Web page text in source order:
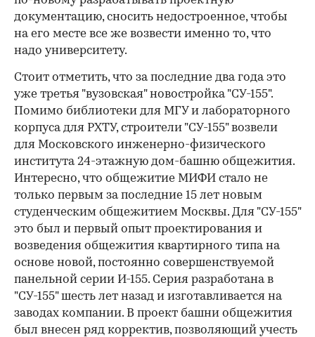
документацию, сносить недостроенное, чтобы
на его месте все же возвести именно то, что
надо университету.
Стоит отметить, что за последние два года это
уже третья "вузовская" новостройка "СУ-155".
Помимо библиотеки для МГУ и лабораторного
корпуса для РХТУ, строители "СУ-155" возвели
для Московского инженерно-физического
института 24-этажную дом-башню общежития.
Интересно, что общежитие МИФИ стало не
только первым за последние 15 лет новым
студенческим общежитием Москвы. Для "СУ-155"
это был и первый опыт проектирования и
возведения общежития квартирного типа на
основе новой, постоянно совершенствуемой
панельной серии И-155. Серия разработана в
"СУ-155" шесть лет назад и изготавливается на
заводах компании. В проект башни общежития
был внесен ряд корректив, позволяющий учесть